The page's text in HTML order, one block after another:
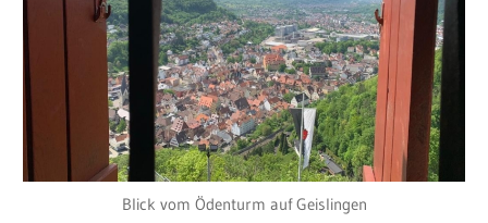
Blick vom Ödenturm auf Geislingen